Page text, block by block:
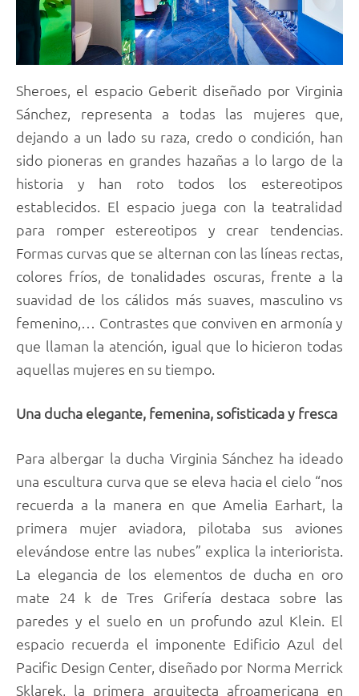
Sheroes, el espacio Geberit diseñado por Virginia
Sánchez, representa a todas las mujeres que,
dejando a un lado su raza, credo o condición, han
sido pioneras en grandes hazañas a lo largo de la
historia y han roto todos los estereotipos
establecidos. El espacio juega con la teatralidad
para romper estereotipos y crear tendencias.
Formas curvas que se alternan con las líneas rectas,
colores fríos, de tonalidades oscuras, frente a la
suavidad de los cálidos más suaves, masculino vs
femenino,… Contrastes que conviven en armonía y
que llaman la atención, igual que lo hicieron todas
aquellas mujeres en su tiempo.
Una ducha elegante, femenina, sofisticada y fresca
Para albergar la ducha Virginia Sánchez ha ideado
una escultura curva que se eleva hacia el cielo “nos
recuerda a la manera en que Amelia Earhart, la
primera mujer aviadora, pilotaba sus aviones
elevándose entre las nubes” explica la interiorista.
La elegancia de los elementos de ducha en oro
mate 24 k de Tres Grifería destaca sobre las
paredes y el suelo en un profundo azul Klein. El
espacio recuerda el imponente Edificio Azul del
Pacific Design Center, diseñado por Norma Merrick
Sklarek, la primera arquitecta afroamericana en